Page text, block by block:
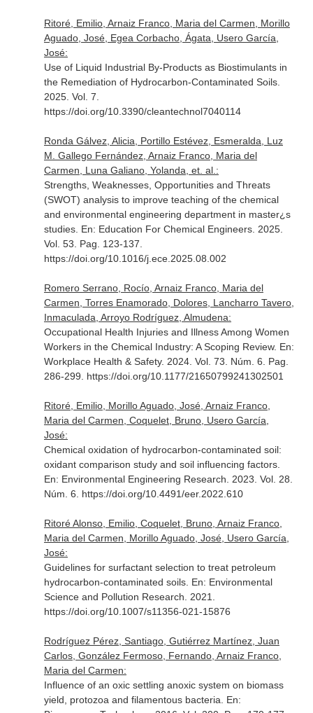
Ritoré, Emilio, Arnaiz Franco, Maria del Carmen, Morillo
Aguado, José, Egea Corbacho, Ágata, Usero García,
José:
Use of Liquid Industrial By-Products as Biostimulants in
the Remediation of Hydrocarbon-Contaminated Soils.
2025. Vol. 7.
https://doi.org/10.3390/cleantechnol7040114
Ronda Gálvez, Alicia, Portillo Estévez, Esmeralda, Luz
M. Gallego Fernández, Arnaiz Franco, Maria del
Carmen, Luna Galiano, Yolanda, et. al.:
Strengths, Weaknesses, Opportunities and Threats
(SWOT) analysis to improve teaching of the chemical
and environmental engineering department in master¿s
studies. En: Education For Chemical Engineers. 2025.
Vol. 53. Pag. 123-137.
https://doi.org/10.1016/j.ece.2025.08.002
Romero Serrano, Rocío, Arnaiz Franco, Maria del
Carmen, Torres Enamorado, Dolores, Lancharro Tavero,
Inmaculada, Arroyo Rodríguez, Almudena:
Occupational Health Injuries and Illness Among Women
Workers in the Chemical Industry: A Scoping Review. En:
Workplace Health & Safety. 2024. Vol. 73. Núm. 6. Pag.
286-299. https://doi.org/10.1177/21650799241302501
Ritoré, Emilio, Morillo Aguado, José, Arnaiz Franco,
Maria del Carmen, Coquelet, Bruno, Usero García,
José:
Chemical oxidation of hydrocarbon-contaminated soil:
oxidant comparison study and soil influencing factors.
En: Environmental Engineering Research . 2023. Vol. 28.
Núm. 6. https://doi.org/10.4491/eer.2022.610
Ritoré Alonso, Emilio, Coquelet, Bruno, Arnaiz Franco,
Maria del Carmen, Morillo Aguado, José, Usero García,
José:
Guidelines for surfactant selection to treat petroleum
hydrocarbon-contaminated soils. En: Environmental
Science and Pollution Research . 2021.
https://doi.org/10.1007/s11356-021-15876
Rodríguez Pérez, Santiago, Gutiérrez Martínez, Juan
Carlos, González Fermoso, Fernando, Arnaiz Franco,
Maria del Carmen:
Influence of an oxic settling anoxic system on biomass
yield, protozoa and filamentous bacteria. En: